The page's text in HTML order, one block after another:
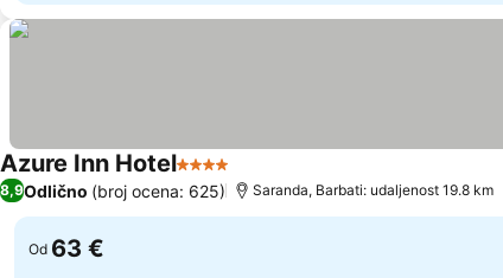
Azure Inn Hotel4 ZvezdicePogledaj cene
8,9Odlično (broj ocena: 625) Saranda, Barbati: udaljenost 19.8 km
Od 63 €